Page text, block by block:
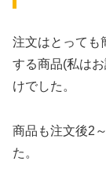
注文はとっても
する商品(私は
けでした。
商品も注文後2
た。